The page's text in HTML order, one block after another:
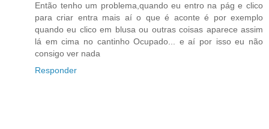
Então tenho um problema,quando eu entro na pág e clico
para criar entra mais aí o que é aconte é por exemplo
quando eu clico em blusa ou outras coisas aparece assim
lá em cima no cantinho Ocupado... e aí por isso eu não
consigo ver nada
Responder